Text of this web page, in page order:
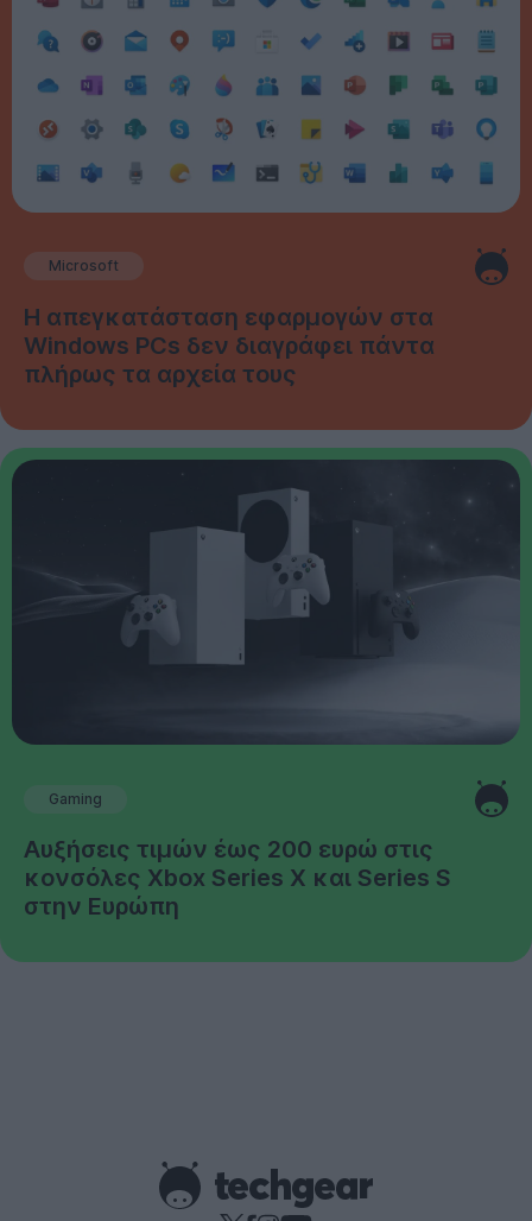
Microsoft
Η απεγκατάσταση εφαρμογών στα
Windows PCs δεν διαγράφει πάντα
πλήρως τα αρχεία τους
Gaming
Αυξήσεις τιμών έως 200 ευρώ στις
κονσόλες Xbox Series X και Series S
στην Ευρώπη